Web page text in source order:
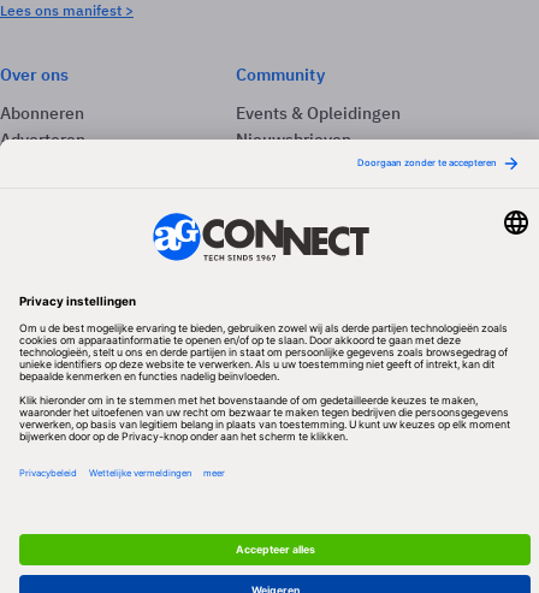
Lees ons manifest >
Over ons
Abonneren
Adverteren
Community
Events & Opleidingen
Nieuwsbrieven
Volg ons
Redactionele partner